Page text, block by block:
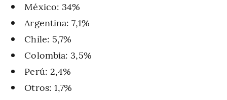
México: 34%
Argentina: 7,1%
Chile: 5,7%
Colombia: 3,5%
Perú: 2,4%
Otros: 1,7%